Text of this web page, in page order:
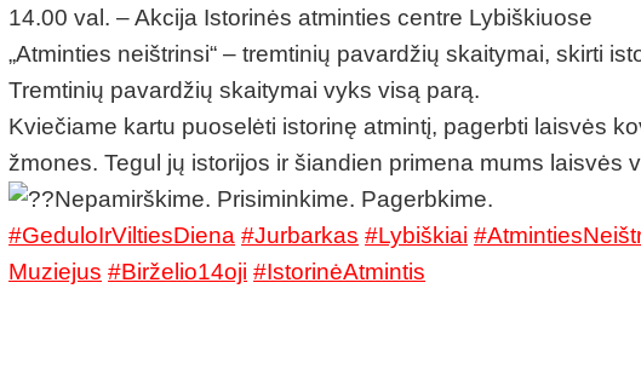
14.00 val. – Akcija Istorinės atminties centre Lybiškiuose
„Atminties neištrinsi“ – tremtinių pavardžių skaitymai, skirti
Tremtinių pavardžių skaitymai vyks visą parą.
Kviečiame kartu puoselėti istorinę atmintį, pagerbti laisvės
žmones. Tegul jų istorijos ir šiandien primena mums laisvės
Nepamirškime. Prisiminkime. Pagerbkime.
#GeduloIrViltiesDiena #Jurbarkas #Lybiškiai
Muziejus #Birželio14oji #IstorinėAtmintis